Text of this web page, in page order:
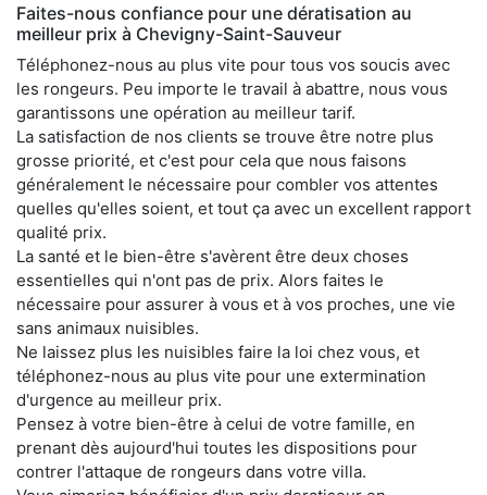
Faites-nous confiance pour une dératisation au
meilleur prix à Chevigny-Saint-Sauveur
Téléphonez-nous au plus vite pour tous vos soucis avec
les rongeurs. Peu importe le travail à abattre, nous vous
garantissons une opération au meilleur tarif.
La satisfaction de nos clients se trouve être notre plus
grosse priorité, et c'est pour cela que nous faisons
généralement le nécessaire pour combler vos attentes
quelles qu'elles soient, et tout ça avec un excellent rapport
qualité prix.
La santé et le bien-être s'avèrent être deux choses
essentielles qui n'ont pas de prix. Alors faites le
nécessaire pour assurer à vous et à vos proches, une vie
sans animaux nuisibles.
Ne laissez plus les nuisibles faire la loi chez vous, et
téléphonez-nous au plus vite pour une extermination
d'urgence au meilleur prix.
Pensez à votre bien-être à celui de votre famille, en
prenant dès aujourd'hui toutes les dispositions pour
contrer l'attaque de rongeurs dans votre villa.